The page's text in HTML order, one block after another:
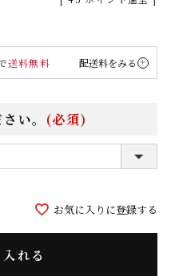
送料無料 配送料をみる
い。 (必須)
お気に入りに登録する
れる